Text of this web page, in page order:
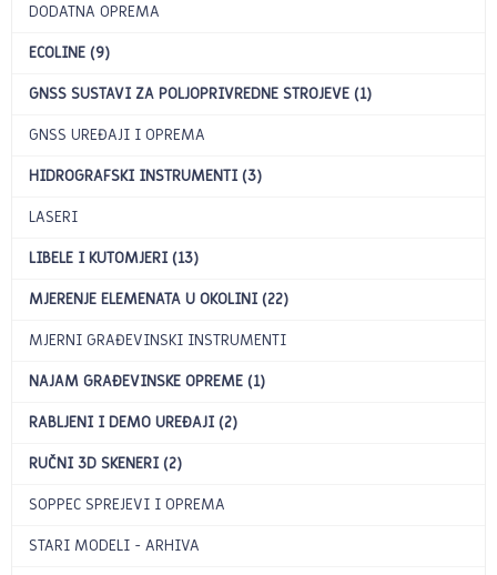
DODATNA OPREMA
ECOLINE (9)
GNSS SUSTAVI ZA POLJOPRIVREDNE STROJEVE (1)
GNSS UREĐAJI I OPREMA
HIDROGRAFSKI INSTRUMENTI (3)
LASERI
LIBELE I KUTOMJERI (13)
MJERENJE ELEMENATA U OKOLINI (22)
MJERNI GRAĐEVINSKI INSTRUMENTI
NAJAM GRAĐEVINSKE OPREME (1)
RABLJENI I DEMO UREĐAJI (2)
RUČNI 3D SKENERI (2)
SOPPEC SPREJEVI I OPREMA
STARI MODELI - ARHIVA